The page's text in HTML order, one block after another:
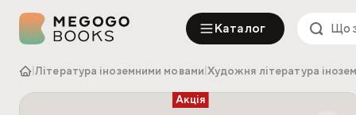
Каталог
|Література іноземними мовами |Художня література
Акція